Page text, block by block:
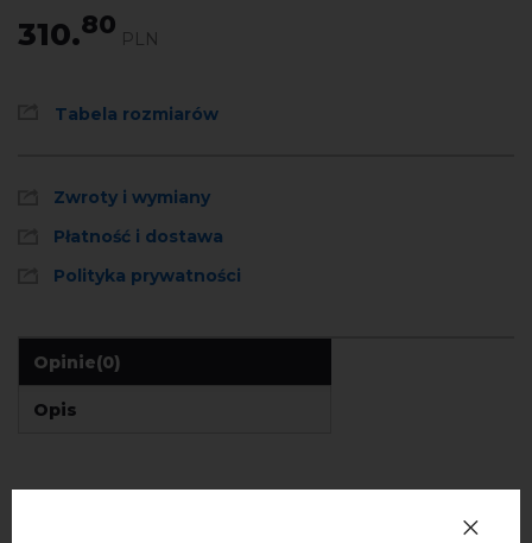
310.80 PLN
Tabela rozmiarów
Zwroty i wymiany
Płatność i dostawa
Polityka prywatności
Opinie(0)
Opis